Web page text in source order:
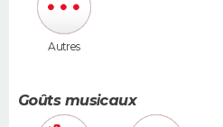
Autres
Goûts musicaux